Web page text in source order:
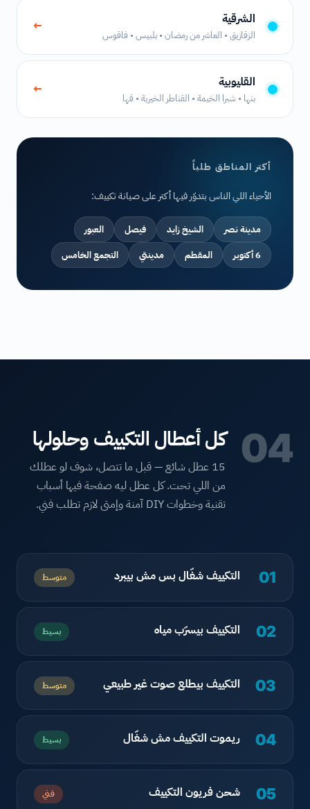
الشرقية
الزقازيق • العاشر من رمضان • بلبيس • فاقوس
←
القليوبية
بنها • شبرا الخيمة • القناطر الخيرية • قها
←
أكتر المناطق طلباً
الأحياء اللي الناس بتدوّر فيها أكتر على صيانة تكييف:
مدينة نصر الشيخ زايد فيصل
العبور
6 أكتوبر
المقطم مدينتي التجمع الخامس
04 كل أعطال التكييف وحلولها
15 عطل شائع — قبل ما تتصل، شوف لو عطلك
من اللي تحت. كل عطل ليه صفحة فيها أسباب
تقنية وخطوات DIY آمنة وإمتى لازم تطلب فني.
01 التكييف شغّال بس مش بيبرد متوسط
02 التكييف بيسرّب مياه بسيط
03 التكييف بيطلع صوت غير طبيعي متوسط
04 ريموت التكييف مش شغّال بسيط
05 شحن فريون التكييف فني